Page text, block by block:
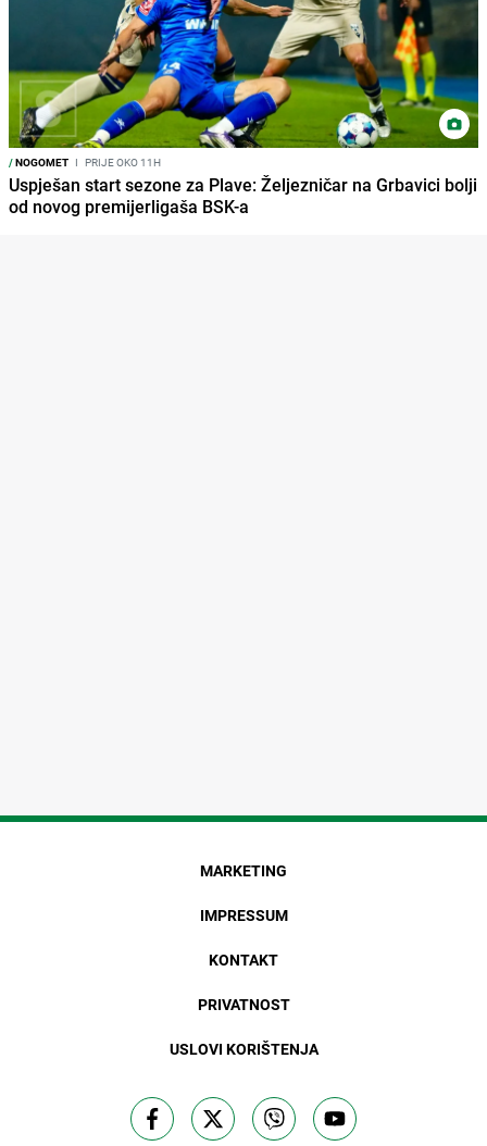
/NOGOMET I PRIJE OKO 11H
Uspješan start sezone za Plave: Željezničar na Grbavici bolji
od novog premijerligaša BSK-a
MARKETING
IMPRESSUM
KONTAKT
PRIVATNOST
USLOVI KORIŠTENJA